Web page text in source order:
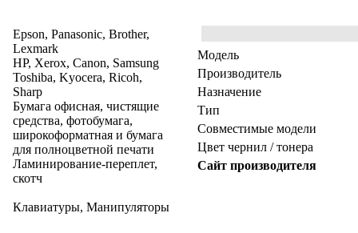
Epson, Panasonic, Brother,
Lexmark
HP, Xerox, Canon, Samsung
Toshiba, Kyocera, Ricoh,
Sharp
Бумага офисная, чистящие
средства, фотобумага,
широкоформатная и бумага
для полноцветной печати
Ламинирование-переплет,
скотч
Клавиатуры, Манипуляторы
Модель
Производитель
Назначение
Тип
Совместимые модели
Цвет чернил / тонера
Сайт производителя